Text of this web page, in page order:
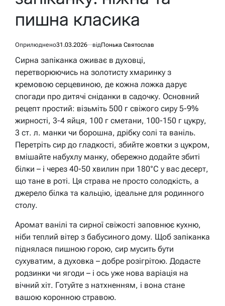
пишна класика
Оприлюднено31.03.2026 відПонька Святослав
Сирна запіканка оживає в духовці,
перетворюючись на золотисту хмаринку з
кремовою серцевиною, де кожна ложка дарує
спогади про дитячі сніданки в садочку. Основний
рецепт простий: візьміть 500 г свіжого сиру 5-9%
жирності, 3-4 яйця, 100 г сметани, 100-150 г цукру,
3 ст. л. манки чи борошна, дрібку солі та ваніль.
Перетріть сир до гладкості, збийте жовтки з цукром,
вмішайте набухлу манку, обережно додайте збиті
білки – і через 40-50 хвилин при 180°C у вас десерт,
що тане в роті. Ця страва не просто солодкість, а
джерело білка та кальцію, ідеальне для родинного
столу.
Аромат ванілі та сирної свіжості заповнює кухню,
ніби теплий вітер з бабусиного дому. Щоб запіканка
піднялася пишною горою, сир мусить бути
сухуватим, а духовка – добре розігрітою. Додасте
родзинки чи ягоди – і ось уже нова варіація на
вічний хіт. Готуйте з натхненням, і вона стане
вашою коронною стравою.